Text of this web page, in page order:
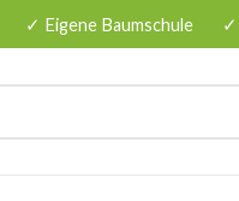
✓ Eigene Baumschule ✓